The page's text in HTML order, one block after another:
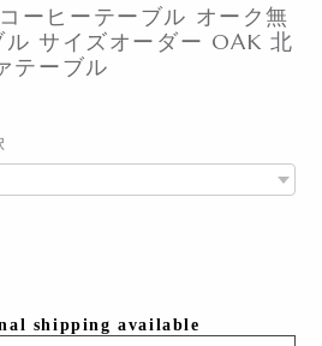
ーヒーテーブル オーク無
サイズオーダー OAK 北
テーブル
shipping available